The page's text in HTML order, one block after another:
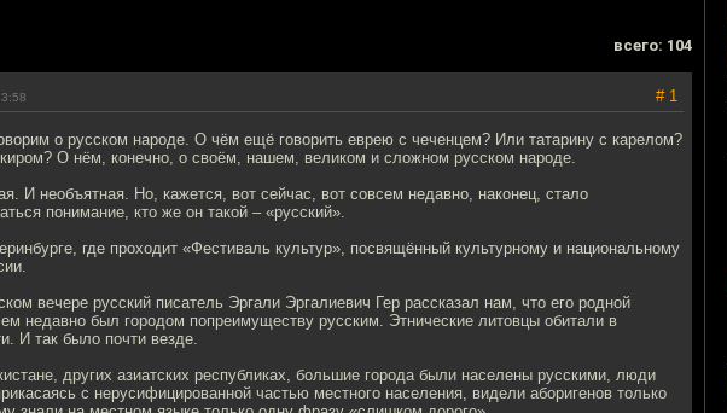
всего: 104
# 1
о русском народе. О чём ещё говорить еврею с чеченцем? Или татарину с карелом?
О нём, конечно, о своём, нашем, великом и сложном русском народе.
И необъятная. Но, кажется, вот сейчас, вот совсем недавно, наконец, стало
понимание, кто же он такой – «русский».
где проходит «Фестиваль культур», посвящённый культурному и национальному
вечере русский писатель Эргали Эргалиевич Гер рассказал нам, что его родной
недавно был городом попреимуществу русским. Этнические литовцы обитали в
И так было почти везде.
других азиатских республиках, большие города были населены русскими, люди
с нерусифицированной частью местного населения, видели аборигенов только